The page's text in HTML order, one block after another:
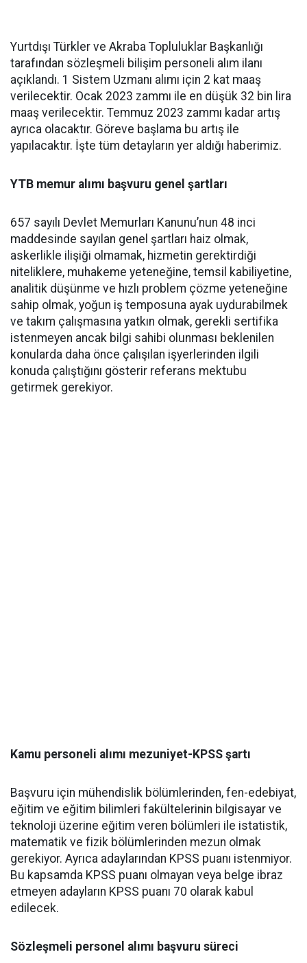
Yurtdışı Türkler ve Akraba Topluluklar Başkanlığı
tarafından sözleşmeli bilişim personeli alım ilanı
açıklandı. 1 Sistem Uzmanı alımı için 2 kat maaş
verilecektir. Ocak 2023 zammı ile en düşük 32 bin lira
maaş verilecektir. Temmuz 2023 zammı kadar artış
ayrıca olacaktır. Göreve başlama bu artış ile
yapılacaktır. İşte tüm detayların yer aldığı haberimiz.
YTB memur alımı başvuru genel şartları
657 sayılı Devlet Memurları Kanunu’nun 48 inci
maddesinde sayılan genel şartları haiz olmak,
askerlikle ilişiği olmamak, hizmetin gerektirdiği
niteliklere, muhakeme yeteneğine, temsil kabiliyetine,
analitik düşünme ve hızlı problem çözme yeteneğine
sahip olmak, yoğun iş temposuna ayak uydurabilmek
ve takım çalışmasına yatkın olmak, gerekli sertifika
istenmeyen ancak bilgi sahibi olunması beklenilen
konularda daha önce çalışılan işyerlerinden ilgili
konuda çalıştığını gösterir referans mektubu
getirmek gerekiyor.
Kamu personeli alımı mezuniyet-KPSS şartı
Başvuru için mühendislik bölümlerinden, fen-edebiyat,
eğitim ve eğitim bilimleri fakültelerinin bilgisayar ve
teknoloji üzerine eğitim veren bölümleri ile istatistik,
matematik ve fizik bölümlerinden mezun olmak
gerekiyor. Ayrıca adaylarından KPSS puanı istenmiyor.
Bu kapsamda KPSS puanı olmayan veya belge ibraz
etmeyen adayların KPSS puanı 70 olarak kabul
edilecek.
Sözleşmeli personel alımı başvuru süreci